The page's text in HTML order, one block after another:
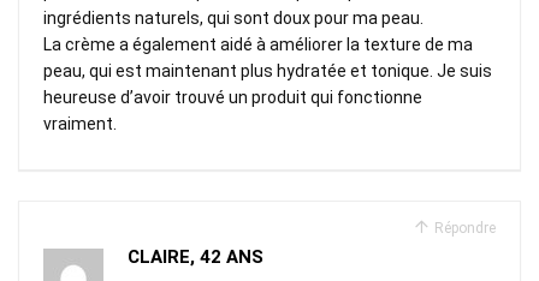
ingrédients naturels, qui sont doux pour ma peau.
La crème a également aidé à améliorer la texture de ma
peau, qui est maintenant plus hydratée et tonique. Je suis
heureuse d’avoir trouvé un produit qui fonctionne
vraiment.
Répondre
CLAIRE, 42 ANS